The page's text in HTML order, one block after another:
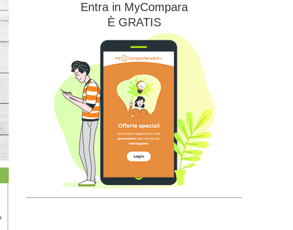
Edison Energia Illumia
Entra in MyCompara
È GRATIS